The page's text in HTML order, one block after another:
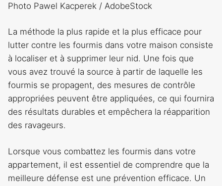
Photo Pawel Kacperek / AdobeStock
La méthode la plus rapide et la plus efficace pour
lutter contre les fourmis dans votre maison consiste
à localiser et à supprimer leur nid. Une fois que
vous avez trouvé la source à partir de laquelle les
fourmis se propagent, des mesures de contrôle
appropriées peuvent être appliquées, ce qui fournira
des résultats durables et empêchera la réapparition
des ravageurs.
Lorsque vous combattez les fourmis dans votre
appartement, il est essentiel de comprendre que la
meilleure défense est une prévention efficace. Un